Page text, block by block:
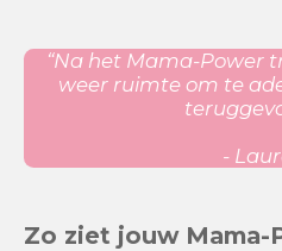
“Na het Mama-Power
weer ruimte om te
-
Zo ziet jouw Mama-